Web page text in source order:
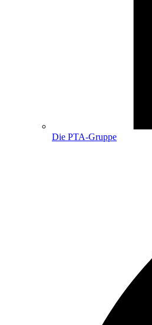
Die PTA-Gruppe